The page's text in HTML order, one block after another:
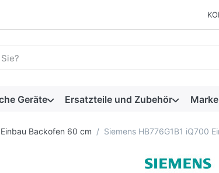
ein. Während Sie tippen, erscheinen
Geräte Ersatzteile und Zubehör
Einbau Backofen 60 cm Siemens HB776G1B1 iQ700